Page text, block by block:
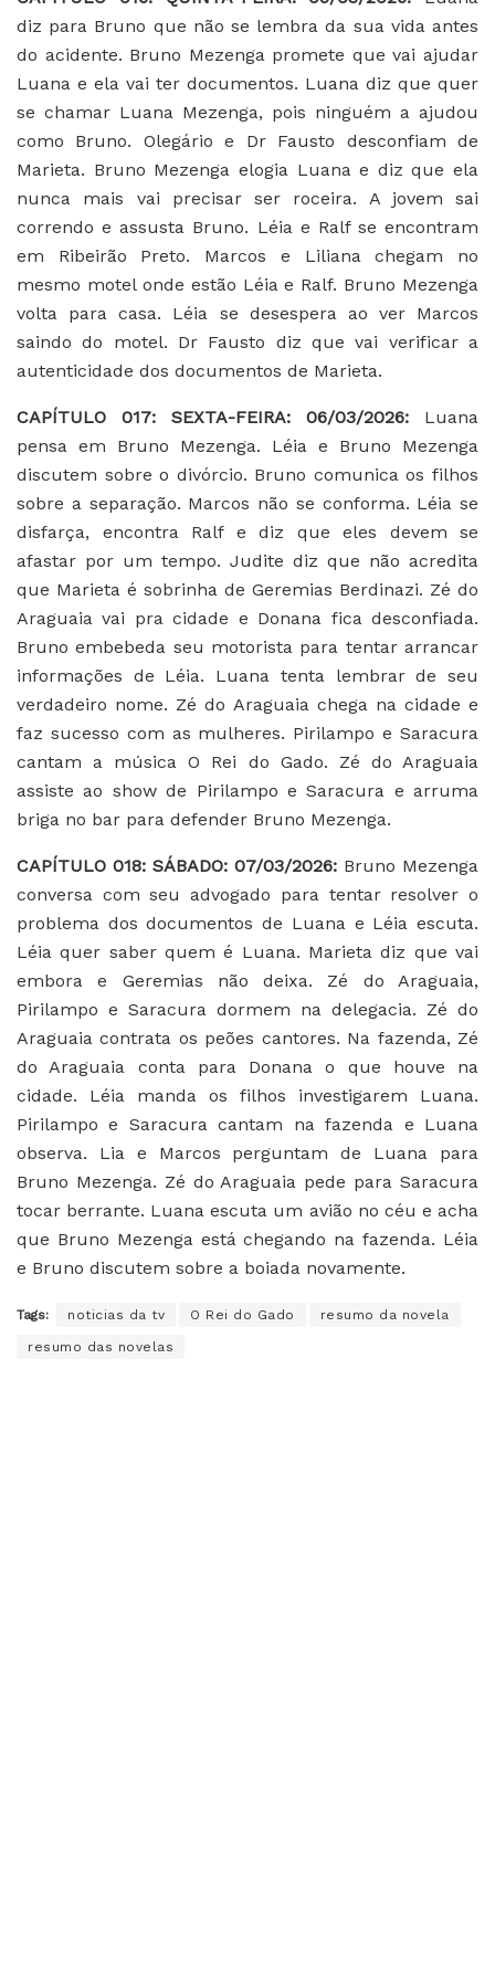
diz para Bruno que não se lembra da sua vida antes
do acidente. Bruno Mezenga promete que vai ajudar
Luana e ela vai ter documentos. Luana diz que quer
se chamar Luana Mezenga, pois ninguém a ajudou
como Bruno. Olegário e Dr Fausto desconfiam de
Marieta. Bruno Mezenga elogia Luana e diz que ela
nunca mais vai precisar ser roceira. A jovem sai
correndo e assusta Bruno. Léia e Ralf se encontram
em Ribeirão Preto. Marcos e Liliana chegam no
mesmo motel onde estão Léia e Ralf. Bruno Mezenga
volta para casa. Léia se desespera ao ver Marcos
saindo do motel. Dr Fausto diz que vai verificar a
autenticidade dos documentos de Marieta.
CAPÍTULO 017: SEXTA-FEIRA: 06/03/2026: Luana
pensa em Bruno Mezenga. Léia e Bruno Mezenga
discutem sobre o divórcio. Bruno comunica os filhos
sobre a separação. Marcos não se conforma. Léia se
disfarça, encontra Ralf e diz que eles devem se
afastar por um tempo. Judite diz que não acredita
que Marieta é sobrinha de Geremias Berdinazi. Zé do
Araguaia vai pra cidade e Donana fica desconfiada.
Bruno embebeda seu motorista para tentar arrancar
informações de Léia. Luana tenta lembrar de seu
verdadeiro nome. Zé do Araguaia chega na cidade e
faz sucesso com as mulheres. Pirilampo e Saracura
cantam a música O Rei do Gado. Zé do Araguaia
assiste ao show de Pirilampo e Saracura e arruma
briga no bar para defender Bruno Mezenga.
CAPÍTULO 018: SÁBADO: 07/03/2026: Bruno Mezenga
conversa com seu advogado para tentar resolver o
problema dos documentos de Luana e Léia escuta.
Léia quer saber quem é Luana. Marieta diz que vai
embora e Geremias não deixa. Zé do Araguaia,
Pirilampo e Saracura dormem na delegacia. Zé do
Araguaia contrata os peões cantores. Na fazenda, Zé
do Araguaia conta para Donana o que houve na
cidade. Léia manda os filhos investigarem Luana.
Pirilampo e Saracura cantam na fazenda e Luana
observa. Lia e Marcos perguntam de Luana para
Bruno Mezenga. Zé do Araguaia pede para Saracura
tocar berrante. Luana escuta um avião no céu e acha
que Bruno Mezenga está chegando na fazenda. Léia
e Bruno discutem sobre a boiada novamente.
Tags: noticias da tv O Rei do Gado resumo da novela
resumo das novelas